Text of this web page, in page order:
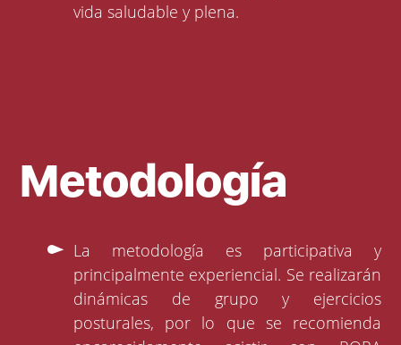
vida saludable y plena.
Metodología
La metodología es participativa y
principalmente experiencial. Se realizarán
dinámicas de grupo y ejercicios
posturales, por lo que se recomienda